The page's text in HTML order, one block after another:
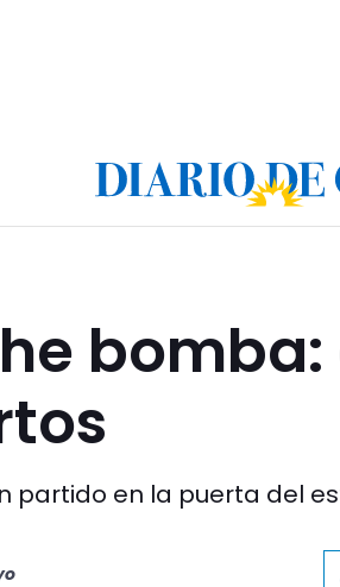
bomba:
partido en la puerta del